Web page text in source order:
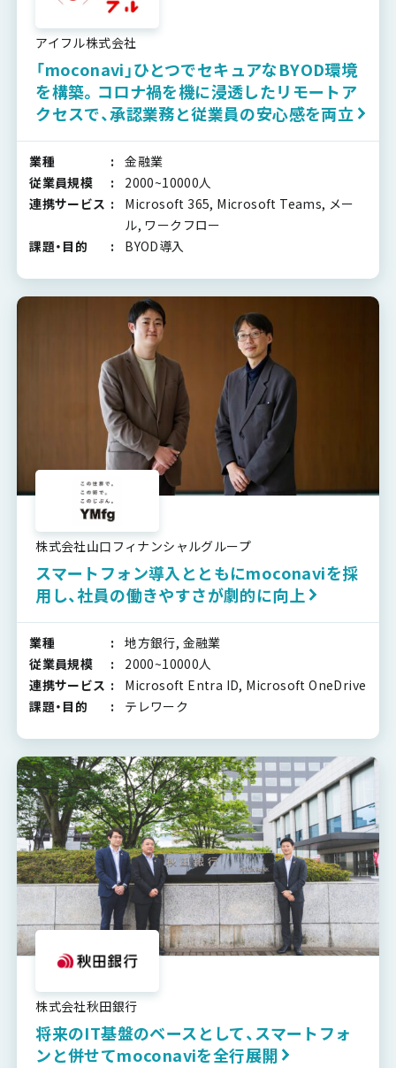
アイフル株式会社
「moconavi」ひとつでセキュアなBYOD環境
を構築。コロナ禍を機に浸透したリモートア
クセスで、承認業務と従業員の安心感を両立
業種
金融業
従業員規模
2000~10000人
連携サービス
Microsoft 365, Microsoft Teams, メー
ル, ワークフロー
課題・目的
BYOD導入
株式会社山口フィナンシャルグループ
スマートフォン導入とともにmoconaviを採
用し、社員の働きやすさが劇的に向上
業種
地方銀行, 金融業
従業員規模
2000~10000人
連携サービス
Microsoft Entra ID, Microsoft OneDrive
課題・目的
テレワーク
株式会社秋田銀行
将来のIT基盤のベースとして、スマートフォ
ンと併せてmoconaviを全行展開